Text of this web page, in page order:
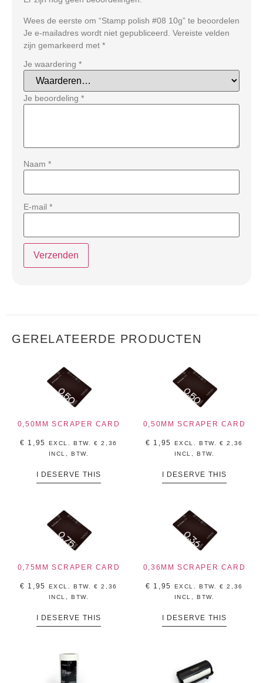
Wees de eerste om “Stamp polish #08 10g” te beoordelen
Je e-mailadres wordt niet gepubliceerd. Vereiste velden
zijn gemarkeerd met *
Je waardering *
Je beoordeling *
Naam *
E-mail *
GERELATEERDE PRODUCTEN
0,50MM SCRAPER CARD
€ 1,95 EXCL. BTW.€ 2,36
INCL, BTW.
I DESERVE THIS
0,50MM SCRAPER CARD
€ 1,95 EXCL. BTW.€ 2,36
INCL, BTW.
I DESERVE THIS
0,75MM SCRAPER CARD
€ 1,95 EXCL. BTW.€ 2,36
INCL, BTW.
I DESERVE THIS
0,36MM SCRAPER CARD
€ 1,95 EXCL. BTW.€ 2,36
INCL, BTW.
I DESERVE THIS